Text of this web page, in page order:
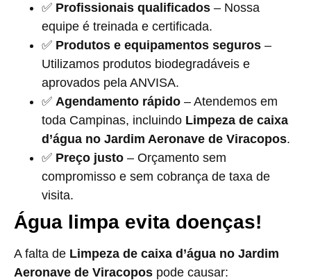
✅ Profissionais qualificados – Nossa
equipe é treinada e certificada.
✅ Produtos e equipamentos seguros –
Utilizamos produtos biodegradáveis e
aprovados pela ANVISA.
✅ Agendamento rápido – Atendemos em
toda Campinas, incluindo Limpeza de caixa
d’água no Jardim Aeronave de Viracopos.
✅ Preço justo – Orçamento sem
compromisso e sem cobrança de taxa de
visita.
Água limpa evita doenças!
A falta de Limpeza de caixa d’água no Jardim
Aeronave de Viracopos pode causar: